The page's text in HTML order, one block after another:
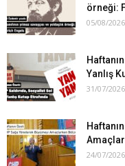
örneği:
05/08/2026
Yanlış
31/07/2026
24/07/2026